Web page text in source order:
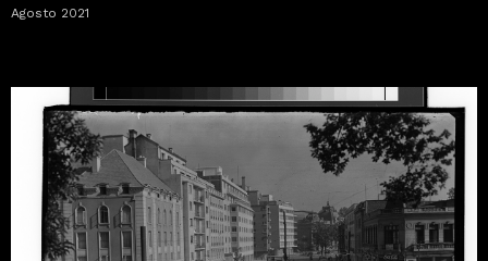
Agosto 2021